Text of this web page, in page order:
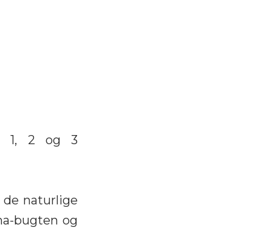
1, 2 og 3
naturlige
bugten og